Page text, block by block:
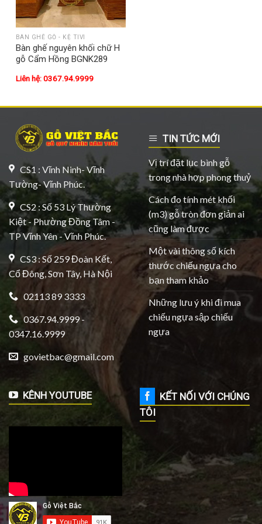
BÀN GHẾ GỖ - KỆ TIVI
Bàn ghế nguyên khối chữ H
gỗ Cẩm Hồng BGNK289
Liên hệ: 0367.94.9999
CS1 : Vĩnh Ninh- Vĩnh
Tường- Vĩnh Phúc.
CS2 : Số 53 Lý Thường
Kiệt - Phường Đồng Tâm -
TP Vĩnh Yên - Vĩnh Phúc.
CS3 : Số 259 Đoàn Kết,
Cổ Đông, Sơn Tây, Hà Nội
02113 89 3333
0367.94.9999 -
0347.16.9999
govietbac@gmail.com
TIN TỨC MỚI
Vị trí đặt lục bình gỗ
trong nhà hợp phong thuỷ
Cách đo tính mét khối
(m3) gỗ tròn đơn giản ai
cũng làm được
Một vài thông số kích
thước chiếu ngựa cho
bạn tham khảo
Những lưu ý khi đi mua
chiếu ngựa sập chiếu
ngựa
KÊNH YOUTUBE
KẾT NỐI VỚI CHÚNG
TÔI